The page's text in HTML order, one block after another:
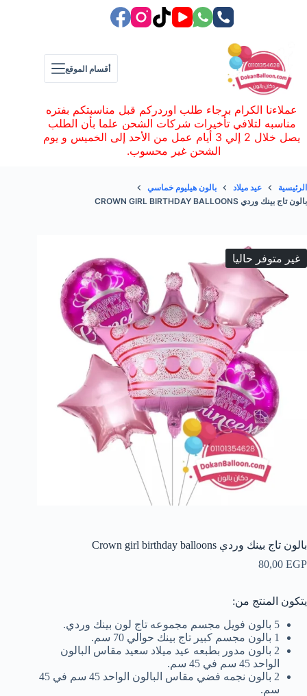
أقسام الموقع
عملاءنا الكرام برجاء طلب اوردركم قبل مناسبتكم بفتره
مناسبه لتلافي تأخيرات شركات الشحن علما بأن الطلب
يصل خلال 2 إلي 3 أيام عمل من الأحد إلى الخميس و يوم
الشحن غير محسوب.
الرئيسية عيد ميلاد
بالون هيليوم خماسي
بالون تاج بينك وردي CROWN GIRL BIRTHDAY BALLOONS
غير متوفر حاليا
بالون تاج بينك وردي Crown girl birthday balloons
80,00 EGP
يتكون المنتج من:
5 بالون فويل مجسم مجموعه تاج لون بينك وردي.
1 بالون مجسم كبير تاج بينك حوالي 70 سم.
2 بالون مدور بطبعه عيد ميلاد سعيد مقاس البالون
الواحد 45 سم في 45 سم.
2 بالون نجمه فضي مقاس البالون الواحد 45 سم في 45
سم.